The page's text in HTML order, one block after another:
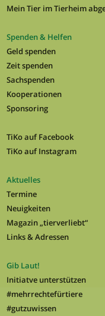
Mein Tier im Tierheim
Spenden & Helfen
Geld spenden
Zeit spenden
Sachspenden
Kooperationen
Sponsoring
TiKo auf Facebook
TiKo auf Instagram
Aktuelles
Termine
Neuigkeiten
Magazin „tierverliebt“
Links & Adressen
Gib Laut!
Initiatve unterstützen
#mehrrechtefürtiere
#gutzuwissen